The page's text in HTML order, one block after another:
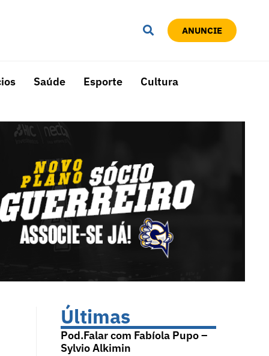
ANUNCIE
Saúde Esporte Cultura
Últimas
Pod.Falar com Fabíola Pupo –
Sylvio Alkimin